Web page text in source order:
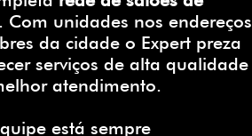
. Com unidades nos endereços
da cidade o Expert preza
serviços de alta qualidade
atendimento.
está sempre